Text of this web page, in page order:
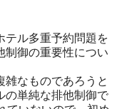
テル多重予約問題を
制御の重要性につい
雑なものであろうと
の単純な排他制御で